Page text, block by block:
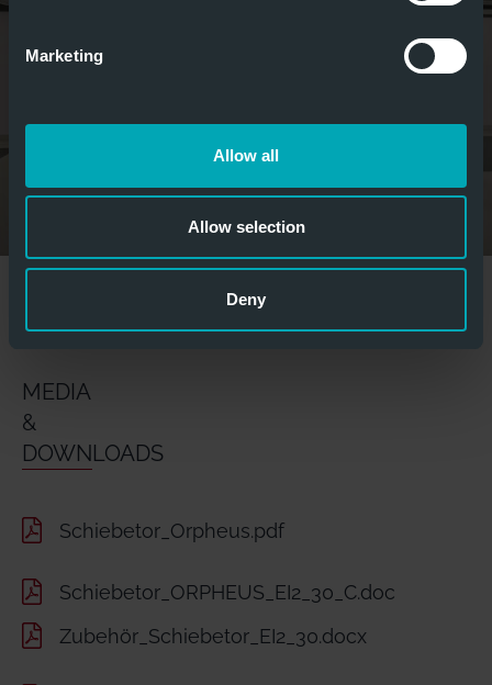
Marketing
Allow all
Allow selection
Deny
weitere Bilder anzeigen
MEDIA
&
DOWNLOADS
Schiebetor_Orpheus.pdf
Schiebetor_ORPHEUS_EI2_30_C.doc
Zubehör_Schiebetor_EI2_30.docx